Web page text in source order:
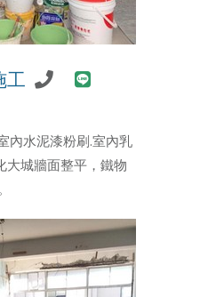
工
內水泥漆粉刷.室內乳
大城牆面整平，鐵物